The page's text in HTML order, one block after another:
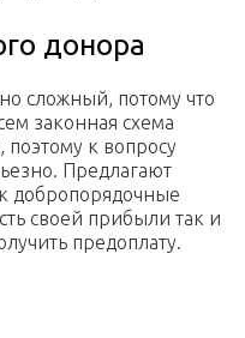
донора
сложный, потому что
законная схема
к вопросу
Предлагают
добропорядочные
своей прибыли так и
предоплату.